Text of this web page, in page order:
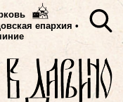
епархия •